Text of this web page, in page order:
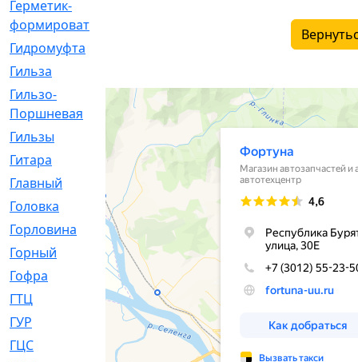
Герметик-
формирователь
Гидромуфта
Гильза
Гильзо-
Поршневая
[13]
Гильзы
Гитара
[7]
Главный
[29]
Головка
[28]
Горловина
[14]
Горный
[1]
Гофра
[86]
ГТЦ
[96]
ГУР
[34]
ГЦC